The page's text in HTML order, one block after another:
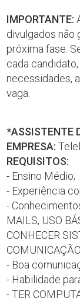
IMPORTANTE:
divulgados não
próxima fase.
cada
necessidades,
vaga.
*ASSISTENTE
EMPRESA:
REQUISITOS:
- Ensino Médio;
- Experiência
-
MAILS, USO
CONHECER
- Boa
- Habilidade
- TER